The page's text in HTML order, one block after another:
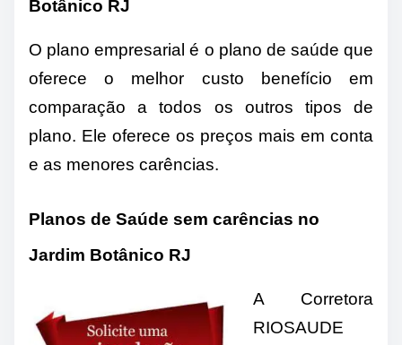
Botânico RJ
O plano empresarial é o plano de saúde que
oferece o melhor custo benefício em
comparação a todos os outros tipos de
plano. Ele oferece os preços mais em conta
e as menores carências.
Planos de Saúde sem carências no
Jardim Botânico RJ
A Corretora
RIOSAUDE